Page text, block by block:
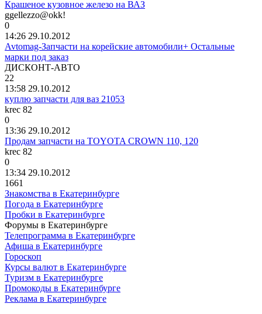
Крашеное кузовное железо на ВАЗ
ggellezzo@okk!
0
14:26 29.10.2012
Avtomag-Запчасти на корейские автомобили+ Остальные
марки под заказ
ДИСКОНТ-АВТО
22
13:58 29.10.2012
куплю запчасти для ваз 21053
krec 82
0
13:36 29.10.2012
Продам запчасти на TOYOTA CROWN 110, 120
krec 82
0
13:34 29.10.2012
1661
Знакомства в Екатеринбурге
Погода в Екатеринбурге
Пробки в Екатеринбурге
Форумы в Екатеринбурге
Телепрограмма в Екатеринбурге
Афиша в Екатеринбурге
Гороскоп
Курсы валют в Екатеринбурге
Туризм в Екатеринбурге
Промокоды в Екатеринбурге
Реклама в Екатеринбурге